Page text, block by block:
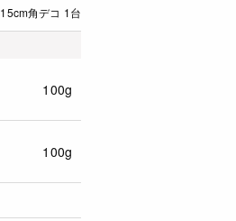
15cm角デコ 1台
100g
100g